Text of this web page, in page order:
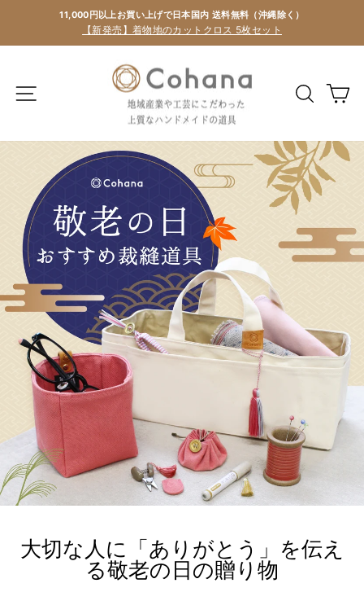
11,000円以上お買い上げで日本国内 送料無料（沖縄除く）
【新発売】着物地のカットクロス 5枚セット
大切な人に「ありがとう」を伝え
る敬老の日の贈り物